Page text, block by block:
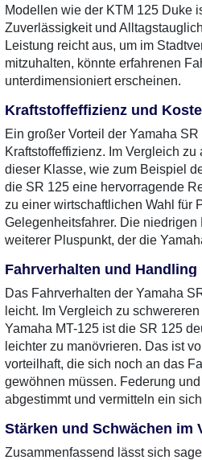
Modellen wie der KTM 125 Duke
Zuverlässigkeit und
Leistung reicht aus, um im
mitzuhalten, könnte erfahrenen
unterdimensioniert erscheinen.
Kraftstoffeffizienz und
Ein großer Vorteil der Yamaha
Kraftstoffeffizienz. Im Vergleich zu
dieser Klasse, wie zum Beispiel
die SR 125 eine hervorragende
zu einer wirtschaftlichen Wahl für
Gelegenheitsfahrer. Die
weiterer Pluspunkt, der die
Fahrverhalten und Handling
Das Fahrverhalten der Yamaha
leicht. Im Vergleich zu
Yamaha MT-125 ist die SR 125
leichter zu manövrieren. Das ist
vorteilhaft, die sich noch an das
gewöhnen müssen. Federung
abgestimmt und vermitteln ein
Stärken und Schwächen im
Zusammenfassend lässt sich